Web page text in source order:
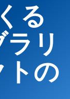
る
リ
トの